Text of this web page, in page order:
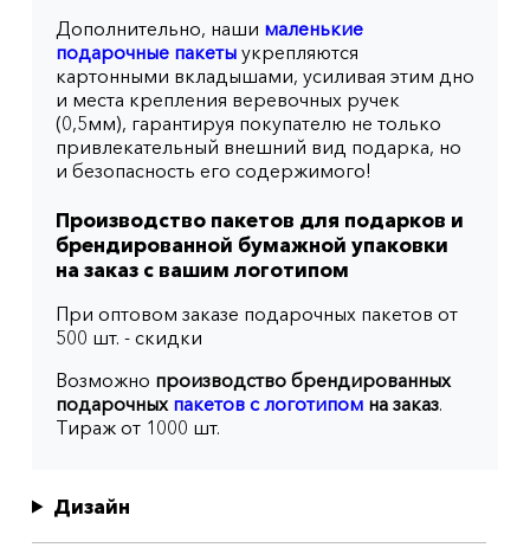
Дополнительно, наши маленькие
подарочные пакетыукрепляются
картонными вкладышами, усиливая этим дно
и места крепления веревочных ручек
(0,5мм), гарантируя покупателю не только
привлекательный внешний вид подарка, но
и безопасность его содержимого!
Производство пакетов для подарков и
брендированной бумажной упаковки
на заказ с вашим логотипом
При оптовом заказе подарочных пакетов от
500 шт. - скидки
Возможно производство брендированных
подарочных пакетов с логотипомна заказ.
Тираж от 1000 шт.
Дизайн